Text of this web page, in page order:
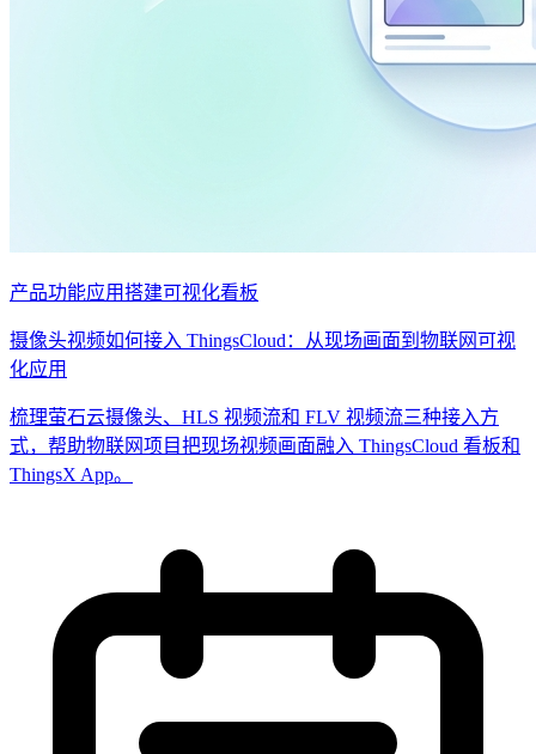
产品功能应用搭建可视化看板
摄像头视频如何接入 ThingsCloud：从现场画面到物联网可视
化应用
梳理萤石云摄像头、HLS 视频流和 FLV 视频流三种接入方
式，帮助物联网项目把现场视频画面融入 ThingsCloud 看板和
ThingsX App。